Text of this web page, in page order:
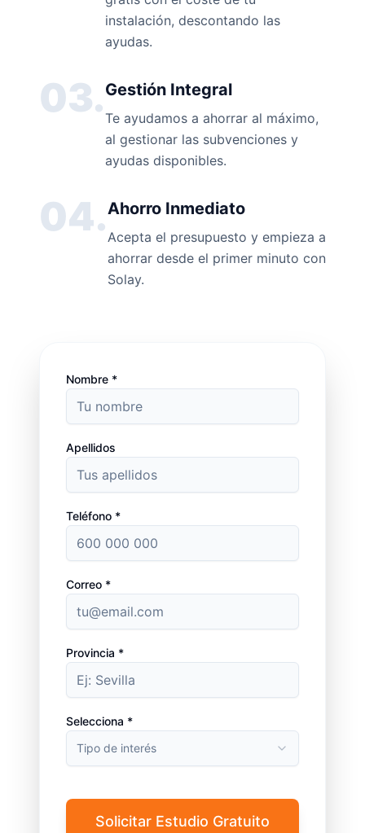
instalación, descontando las
ayudas.
03.Gestión Integral
Te ayudamos a ahorrar al máximo,
al gestionar las subvenciones y
ayudas disponibles.
04.Ahorro Inmediato
Acepta el presupuesto y empieza a
ahorrar desde el primer minuto con
Solay.
Nombre *
Apellidos
Teléfono *
Correo *
Provincia *
Selecciona *
Tipo de interés
Solicitar Estudio Gratuito